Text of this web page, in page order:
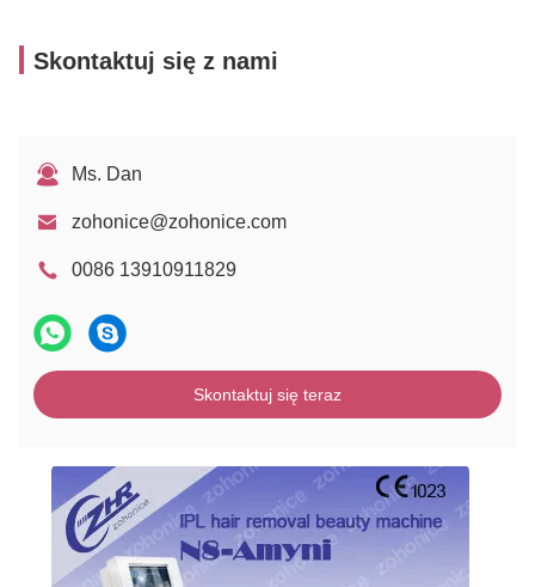
Skontaktuj się z nami
Ms. Dan
zohonice@zohonice.com
0086 13910911829
Skontaktuj się teraz